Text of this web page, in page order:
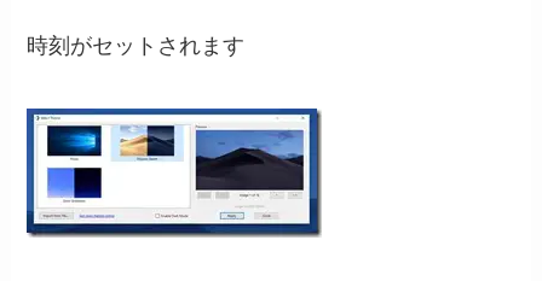
時刻がセットされます